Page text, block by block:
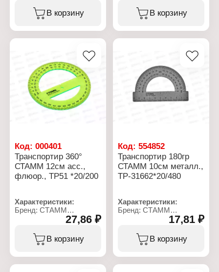
Материал: пластик
Цвет: черный
Градуировка:
В корзину
Длина разметки: 20 см
Материал: пластик
односторонняя черная
В корзину
Код: 000401
Транспортир 360°
СТАММ 12см асс.,
флюор., ТР51 *20/200
Характеристики:
Бренд: СТАММ
Тип товара: Линейка
Тип линейки:
Транспортир
27,86 ₽
В корзину
Код:554852
Транспортир 180гр
СТАММ 10см металл.,
ТР-31662*20/480
Характеристики:
Бренд: СТАММ
Артикул: ТР-31662
Тип товара: Линейка
Тип линейки:
Транспортир
17,81 ₽
В корзину